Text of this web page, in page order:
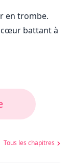
en trombe.
cœur battant à
Tous les chapitres